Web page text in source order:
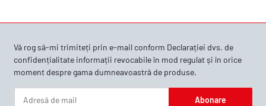
Vă rog să-mi trimiteți prin e-mail conform Declarației dvs. de
confidențialitateinformații revocabile în mod regulat și în orice
moment despre gama dumneavoastră de produse.
Abonare